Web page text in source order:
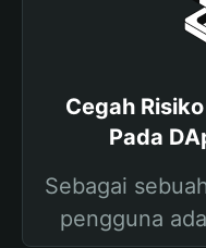
Cegah
Pada
Sebagai
pengguna